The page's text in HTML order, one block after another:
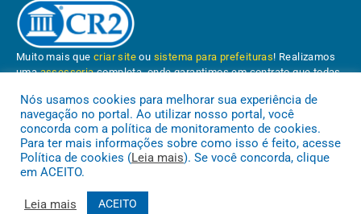
Muito mais quecriar site ou sistema para prefeituras! Realizamos
umaassessoriacompleta, onde garantimos em contrato que todas
Conheça oPNTP e oRadar da Transparência Pública
Nós usamos cookies para melhorar sua experiência de
navegação no portal. Ao utilizar nosso portal, você
concorda com a política de monitoramento de cookies.
Para ter mais informações sobre como isso é feito, acesse
Política de cookies (Leia mais). Se você concorda, clique
em ACEITO.
Leia mais ACEITO